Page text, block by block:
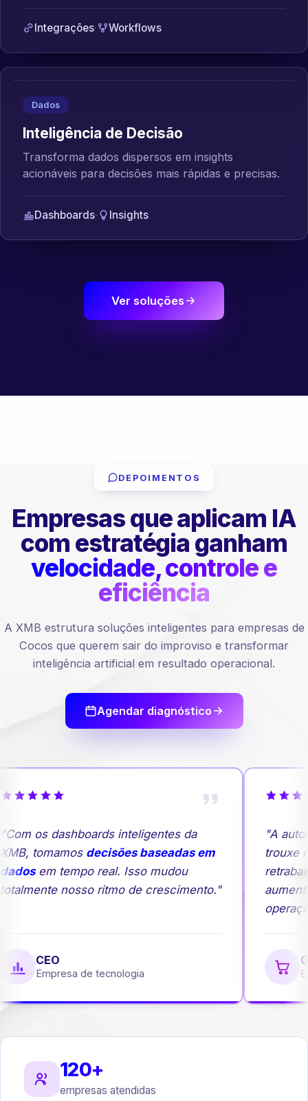
Integrações· Workflows
Dados
Inteligência de Decisão
Transforma dados dispersos em insights
acionáveis para decisões mais rápidas e precisas.
Dashboards· Insights
Ver soluções
DEPOIMENTOS
Empresas que aplicam IA
com estratégia ganham
velocidade, controle e
eficiência
A XMB estrutura soluções inteligentes para empresas de
Cocos que querem sair do improviso e transformar
inteligência artificial em resultado operacional.
Agendar diagnóstico
os dashboards inteligentes da
tomamosdecisões baseadas em
em tempo real. Isso mudou
nosso ritmo de crescimento."
CEO
Empresa de tecnologia
"A
trouxe
120+
empresas atendidas